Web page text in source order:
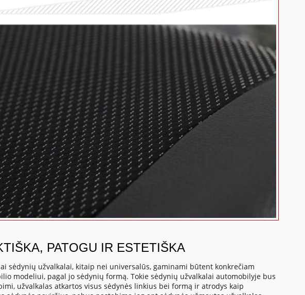
PATOGU IR ESTETIŠKA
sėdynių užvalkalai, kitaip nei universalūs, gaminami būtent konkrečiam
modeliui, pagal jo sėdynių formą. Tokie sėdynių užvalkalai automobilyje bus
užvalkalas atkartos visus sėdynės linkius bei formą ir atrodys kaip